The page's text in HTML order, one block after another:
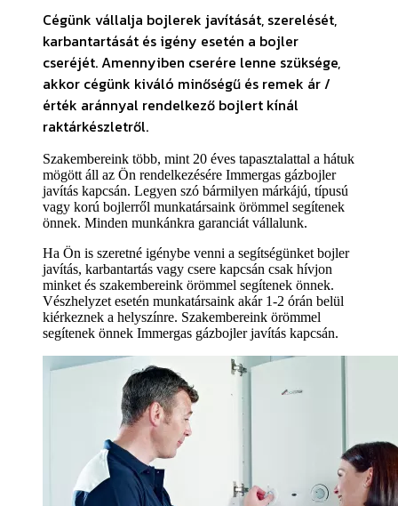
Cégünk vállalja bojlerek javítását, szerelését,
karbantartását és igény esetén a bojler
cseréjét. Amennyiben cserére lenne szüksége,
akkor cégünk kiváló minőségű és remek ár /
érték aránnyal rendelkező bojlert kínál
raktárkészletről.
Szakembereink több, mint 20 éves tapasztalattal a hátuk
mögött áll az Ön rendelkezésére Immergas gázbojler
javítás kapcsán. Legyen szó bármilyen márkájú, típusú
vagy korú bojlerről munkatársaink örömmel segítenek
önnek. Minden munkánkra garanciát vállalunk.
Ha Ön is szeretné igénybe venni a segítségünket bojler
javítás, karbantartás vagy csere kapcsán csak hívjon
minket és szakembereink örömmel segítenek önnek.
Vészhelyzet esetén munkatársaink akár 1-2 órán belül
kiérkeznek a helyszínre. Szakembereink örömmel
segítenek önnek Immergas gázbojler javítás kapcsán.